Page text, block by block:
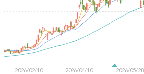
2026/02/10 2026/04/10 2026/05/28